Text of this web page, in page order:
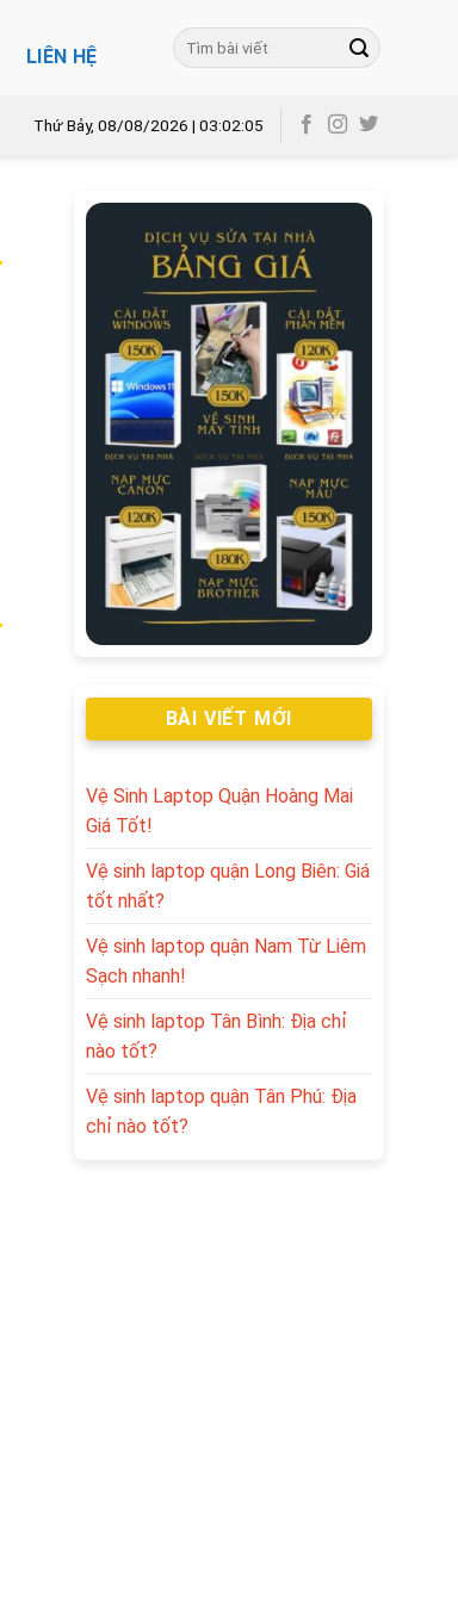
LIÊN HỆ
Thứ Bảy, 08/08/2026 | 03:02:06
BÀI VIẾT MỚI
Vệ Sinh Laptop Quận Hoàng Mai
Giá Tốt!
Vệ sinh laptop quận Long Biên: Giá
tốt nhất?
Vệ sinh laptop quận Nam Từ Liêm
Sạch nhanh!
Vệ sinh laptop Tân Bình: Địa chỉ
nào tốt?
Vệ sinh laptop quận Tân Phú: Địa
chỉ nào tốt?